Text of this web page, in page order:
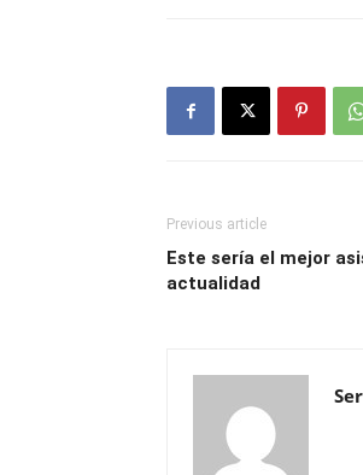
Previous article
Este sería el mejor
actualidad